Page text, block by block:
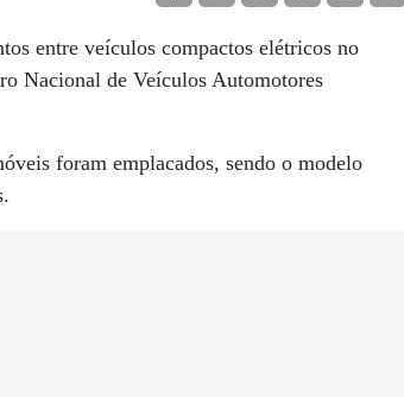
entre veículos compactos elétricos no
Nacional de Veículos Automotores
foram emplacados, sendo o modelo